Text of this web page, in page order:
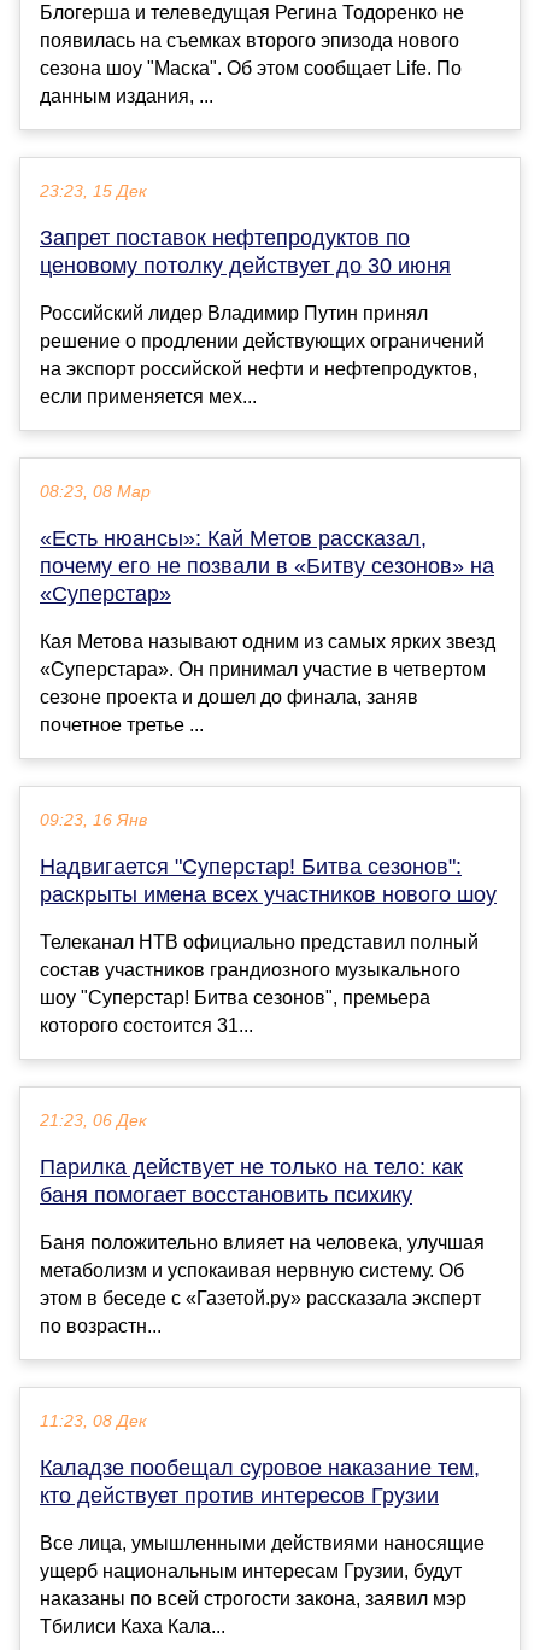
Блогерша и телеведущая Регина Тодоренко не
появилась на съемках второго эпизода нового
сезона шоу "Маска". Об этом сообщает Life. По
данным издания, ...
23:23, 15 Дек
Запрет поставок нефтепродуктов по
ценовому потолку действует до 30 июня
Российский лидер Владимир Путин принял
решение о продлении действующих ограничений
на экспорт российской нефти и нефтепродуктов,
если применяется мех...
08:23, 08 Мар
«Есть нюансы»: Кай Метов рассказал,
почему его не позвали в «Битву сезонов» на
«Суперстар»
Кая Метова называют одним из самых ярких звезд
«Суперстара». Он принимал участие в четвертом
сезоне проекта и дошел до финала, заняв
почетное третье ...
09:23, 16 Янв
Надвигается "Суперстар! Битва сезонов":
раскрыты имена всех участников нового шоу
Телеканал НТВ официально представил полный
состав участников грандиозного музыкального
шоу "Суперстар! Битва сезонов", премьера
которого состоится 31...
21:23, 06 Дек
Парилка действует не только на тело: как
баня помогает восстановить психику
Баня положительно влияет на человека, улучшая
метаболизм и успокаивая нервную систему. Об
этом в беседе с «Газетой.ру» рассказала эксперт
по возрастн...
11:23, 08 Дек
Каладзе пообещал суровое наказание тем,
кто действует против интересов Грузии
Все лица, умышленными действиями наносящие
ущерб национальным интересам Грузии, будут
наказаны по всей строгости закона, заявил мэр
Тбилиси Каха Кала...